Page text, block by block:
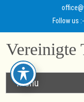
Follow us :-
Vereinigte
Menu